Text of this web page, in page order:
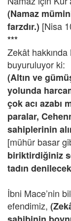
(Namaz
farzdır.) [Nisa
***
Zekât hakkında
buyuruluyor ki:
(Altın ve
yolunda
çok acı azabı
paralar,
sahiplerinin
[mühür basar
biriktirdiğiniz
tadın
İbni Mace’nin
efendimiz,